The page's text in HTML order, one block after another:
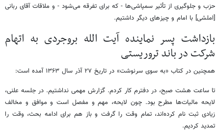
حزب و جلوگیری از تأثیر سمپاشی‌‏ها - که برای تفرقه می‏‌شود - و ملاقات آقای ربانی
[املشی] با امام و چیزهای دیگر داشتیم.
بازداشت پسر نماینده آیت الله بروجردی به اتهام
شرکت در باند تروریستی
همچنین در کتاب «به سوی سرنوشت» در تاریخ ۲۷ آذر سال ۱۳۶۳ آمده است:
تا ساعت هشت صبح، در دفترم کار کردم. گزارش مهمی نداشتیم. در جلسه علنی،
لایحه مالیات‌‏ها مطرح بود. چون لایحه، مهم و مفصل است و موافق و مخالف
زیادی ثبت نام کرده‌‏اند، تمام وقت را گرفت و باز هم برای ادامه بحث، وقت را
تمدید کردیم.